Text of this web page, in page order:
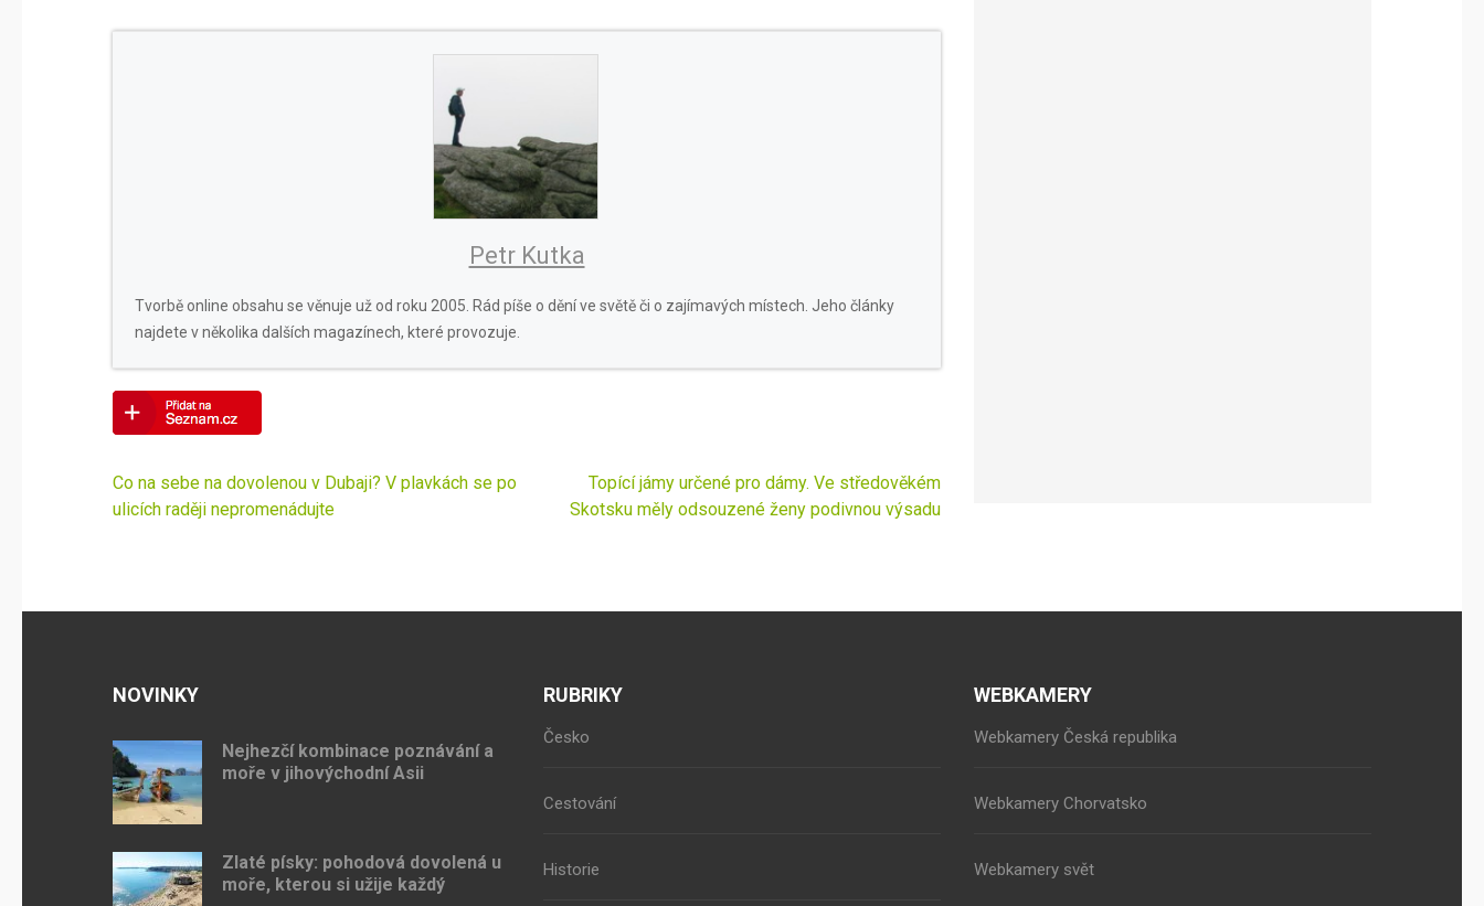
Petr Kutka
Tvorbě online obsahu se věnuje už od roku 2005. Rád píše o dění ve světě či o zajímavých místech. Jeho články
najdete v několika dalších magazínech, které provozuje.
Navigace
pro
Co na sebe na dovolenou v Dubaji? V plavkách se po
ulicích raději nepromenádujte
Topící jámy určené pro dámy. Ve středověkém
Skotsku měly odsouzené ženy podivnou výsadu
NOVINKY
Nejhezčí kombinace poznávání a
moře v jihovýchodní Asii
Zlaté písky: pohodová dovolená u
moře, kterou si užije každý
RUBRIKY
Česko
Cestování
Historie
WEBKAMERY
Webkamery Česká republika
Webkamery Chorvatsko
Webkamery svět